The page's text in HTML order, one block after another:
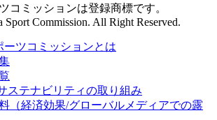
コミッションは登録商標です。
Commission. All Right Reserved.
ーツコミッションとは
ステナビリティの取り組み
（経済効果/グローバルメディアでの露